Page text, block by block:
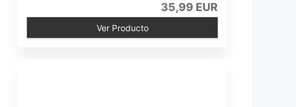
35,99 EUR
Ver Producto